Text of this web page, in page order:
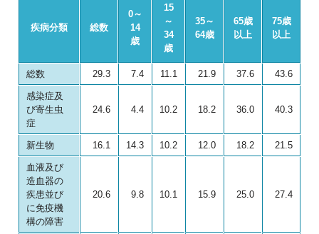
疾病分類 総数
0～
14
歳
15
～
34
歳
35～
64歳
65歳
以上
75歳
以上
総数 29.3 7.4 11.1 21.9 37.6 43.6
感染症及
び寄生虫
症
24.6 4.4 10.2 18.2 36.0 40.3
新生物 16.1 14.3 10.2 12.0 18.2 21.5
血液及び
造血器の
疾患並び
に免疫機
構の障害
20.6 9.8 10.1 15.9 25.0 27.4